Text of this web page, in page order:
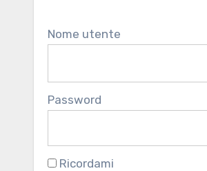
Nome utente
Password
Ricordami